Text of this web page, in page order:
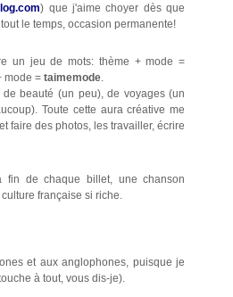
) que j'aime choyer dès que
le temps, occasion permanente!
un jeu de mots: thème + mode =
mode = taimemode.
beauté (un peu), de voyages (un
Toute cette aura créative me
faire des photos, les travailler, écrire
de chaque billet, une chanson
française si riche.
et aux anglophones, puisque je
à tout, vous dis-je).